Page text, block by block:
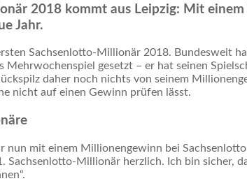
2018 kommt aus Leipzig: Mit
Jahr.
Sachsenlotto-Millionär 2018. Bundesweit
Mehrwochenspiel gesetzt – er hat seinen
daher noch nichts von seinem
nicht auf einen Gewinn prüfen lässt.
nun mit einem Millionengewinn bei
Sachsenlotto-Millionär herzlich. Ich bin sicher,